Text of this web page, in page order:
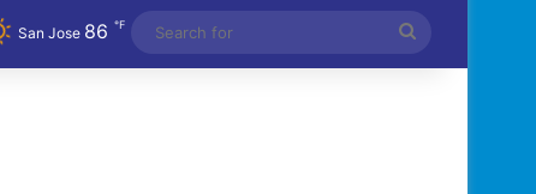
San Jose 86 ℉
for